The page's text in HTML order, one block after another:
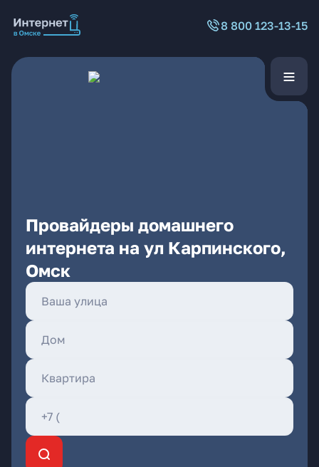
8 800 123-13-15
Провайдеры домашнего
интернета на ул Карпинского,
Омск